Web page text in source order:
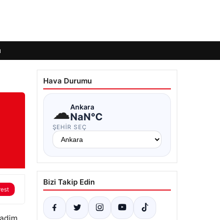
Hava Durumu
☁Ankara
NaN°C
ŞEHIR SEÇ
Bizi Takip Edin